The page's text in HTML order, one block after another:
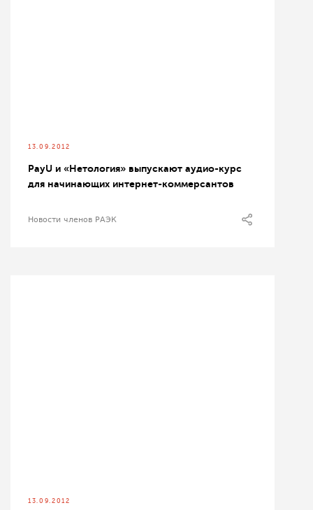
13.09.2012
PayU и «Нетология» выпускают аудио-курс
для начинающих интернет-коммерсантов
Новости членов РАЭК
13.09.2012